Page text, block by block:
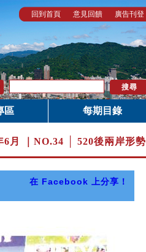
回到首頁 意見回饋 廣告刊登
區 每期目錄
月 ｜ NO.34 │ 520後兩岸形勢
在 Facebook 上分享！